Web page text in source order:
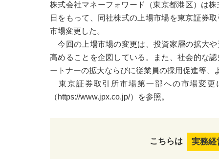
株式会社マネーフォワード（東京都港区）は
日をもって、同社株式の上場市場を東京証券
市場変更した。
今回の上場市場の変更は、投資家層の拡大
高めることを企図している。また、社会的な
ートナーの拡大ならびに従業員の採用促進等、
東京証券取引所市場第一部への市場変更
（https://www.jpx.co.jp/）を参照。
こちらは 実務経